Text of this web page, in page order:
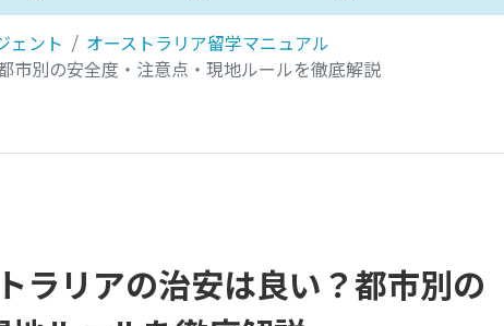
ェント
オーストラリア留学マニュアル
市別の安全度・注意点・現地ルールを徹底解説
ラリアの治安は良い？都市別の